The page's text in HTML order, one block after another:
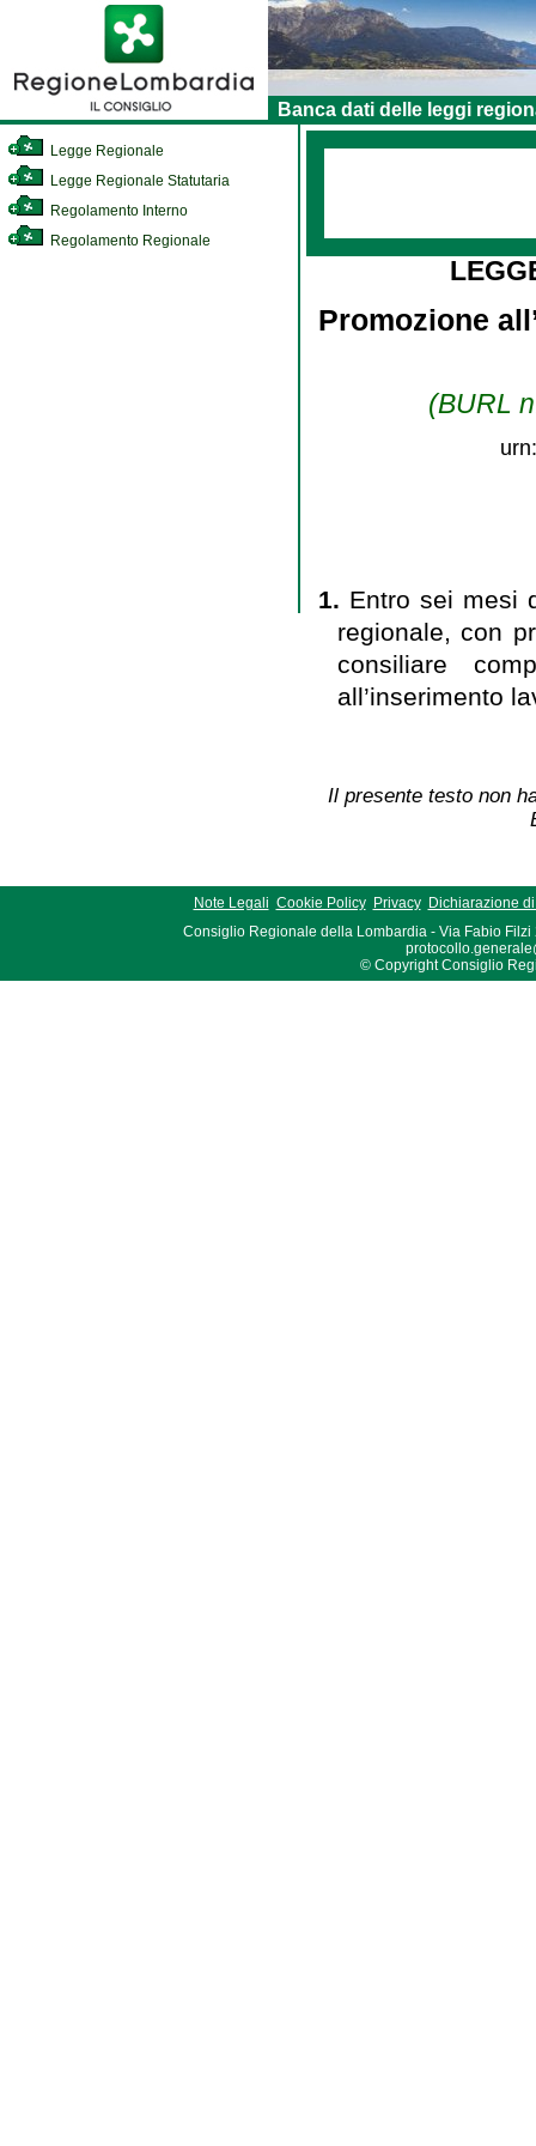
Banca dati delle leggi
Legge Regionale
Legge Regionale Statutaria
Regolamento Interno
Regolamento Regionale
Promozione
(BURL
1. Entro sei mesi
regionale, con
consiliare
all’inserimento
Il presente testo non
Note Legali Cookie Policy Privacy
Dichiarazione
Consiglio Regionale della Lombardia - Via Fabio Filzi
© Copyright Consiglio